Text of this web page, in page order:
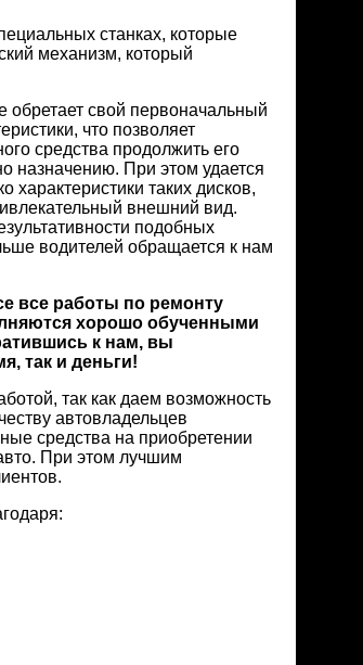
станках, которые
механизм, который
обретает свой первоначальный
что позволяет
средства продолжить его
назначению. При этом удается
характеристики таких дисков,
внешний вид.
подобных
водителей обращается к нам
все работы по ремонту
хорошо обученными
к нам, вы
так и деньги!
так как даем возможность
автовладельцев
средства на приобретении
При этом лучшим